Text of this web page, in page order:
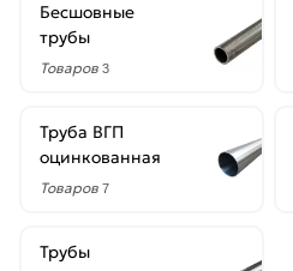
Бесшовные
трубы
Товаров 3
Труба ВГП
оцинкованная
Товаров 7
Трубы
руб.
—
Диаметр
мм